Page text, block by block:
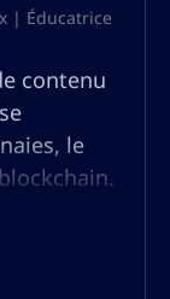
| Éducatrice
contenu
le
rédigé